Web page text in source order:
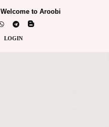
Welcome to Aroobi
LOGIN